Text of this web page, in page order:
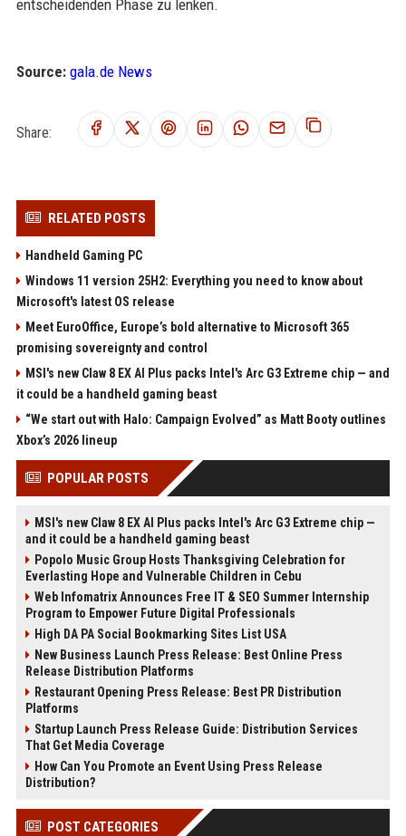
entscheidenden Phase zu lenken.
Source: gala.de News
Share:
RELATED POSTS
Handheld Gaming PC
Windows 11 version 25H2: Everything you need to know about
Microsoft's latest OS release
Meet EuroOffice, Europe’s bold alternative to Microsoft 365
promising sovereignty and control
MSI's new Claw 8 EX AI Plus packs Intel's Arc G3 Extreme chip — and
it could be a handheld gaming beast
“We start out with Halo: Campaign Evolved” as Matt Booty outlines
Xbox’s 2026 lineup
POPULAR POSTS
MSI's new Claw 8 EX AI Plus packs Intel's Arc G3 Extreme chip —
and it could be a handheld gaming beast
Popolo Music Group Hosts Thanksgiving Celebration for
Everlasting Hope and Vulnerable Children in Cebu
Web Infomatrix Announces Free IT & SEO Summer Internship
Program to Empower Future Digital Professionals
High DA PA Social Bookmarking Sites List USA
New Business Launch Press Release: Best Online Press
Release Distribution Platforms
Restaurant Opening Press Release: Best PR Distribution
Platforms
Startup Launch Press Release Guide: Distribution Services
That Get Media Coverage
How Can You Promote an Event Using Press Release
Distribution?
POST CATEGORIES